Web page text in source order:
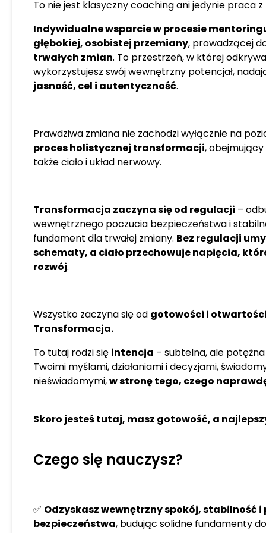
się i powiedziałam ŻYCIU
ukończyłam liczne
kursy, retreaty i
somatyczne i intensywnej,
podświadomością. Lata
nauki od uznanych na
dziele się z Wami dzisiaj.
zakorzeniona w regulacji
holistycznej transformacji i
nie jest tylko zmianą
pełną integracją na poziomie
nerwowego wykorzystując
podejście łączące
pradawną mądrością.
Zajrzyj na moją stronę po
Przytulam ciepło, Anita
To nie jest klasyczny coaching ani jedynie praca
Indywidualne wsparcie w procesie
głębokiej, osobistej przemiany, prowadzącej
trwałych zmian. To przestrzeń, w której
wykorzystujesz swój wewnętrzny potencjał,
jasność, cel i autentyczność.
Prawdziwa zmiana nie zachodzi wyłącznie na
proces holistycznej transformacji, obejmujący
także ciało i układ nerwowy.
Transformacja zaczyna się od regulacji –
wewnętrznego poczucia bezpieczeństwa i
fundament dla trwałej zmiany. Bez regulacji
schematy, a ciało przechowuje napięcia,
rozwój.
Wszystko zaczyna się od gotowości i otwartości
Transformacja.
To tutaj rodzi się intencja – subtelna, ale
Twoimi myślami, działaniami i decyzjami,
nieświadomymi,w stronę tego, czego
Skoro jesteś tutaj, masz gotowość, a
Czego się nauczysz?
✅ Odzyskasz wewnętrzny spokój, stabilność i
bezpieczeństwa, budując solidne fundamenty